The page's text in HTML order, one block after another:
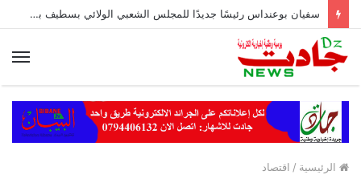
سفيان بوعنداس رئيسًا جديدًا للمجلس الشعبي الولائي بسطيف بالأغلبية
الرئيسية / اقتصاد